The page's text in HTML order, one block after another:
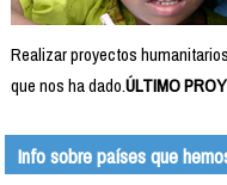
Realizar proyectos
que nos ha dado.ÚLTIMO
Info sobre países que